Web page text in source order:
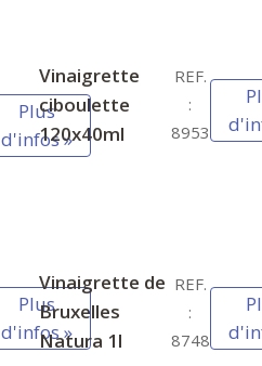
Plus
d'infos »
Vinaigrette
ciboulette
120x40ml
REF.
:
8953
Plus
d'infos »
Vinaigrette de
Bruxelles
Natura 1l
REF.
:
8748